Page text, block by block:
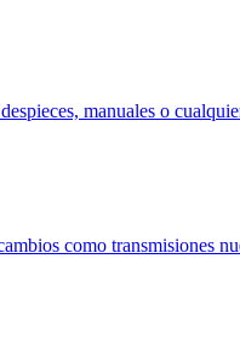
manuales o
como transmisiones